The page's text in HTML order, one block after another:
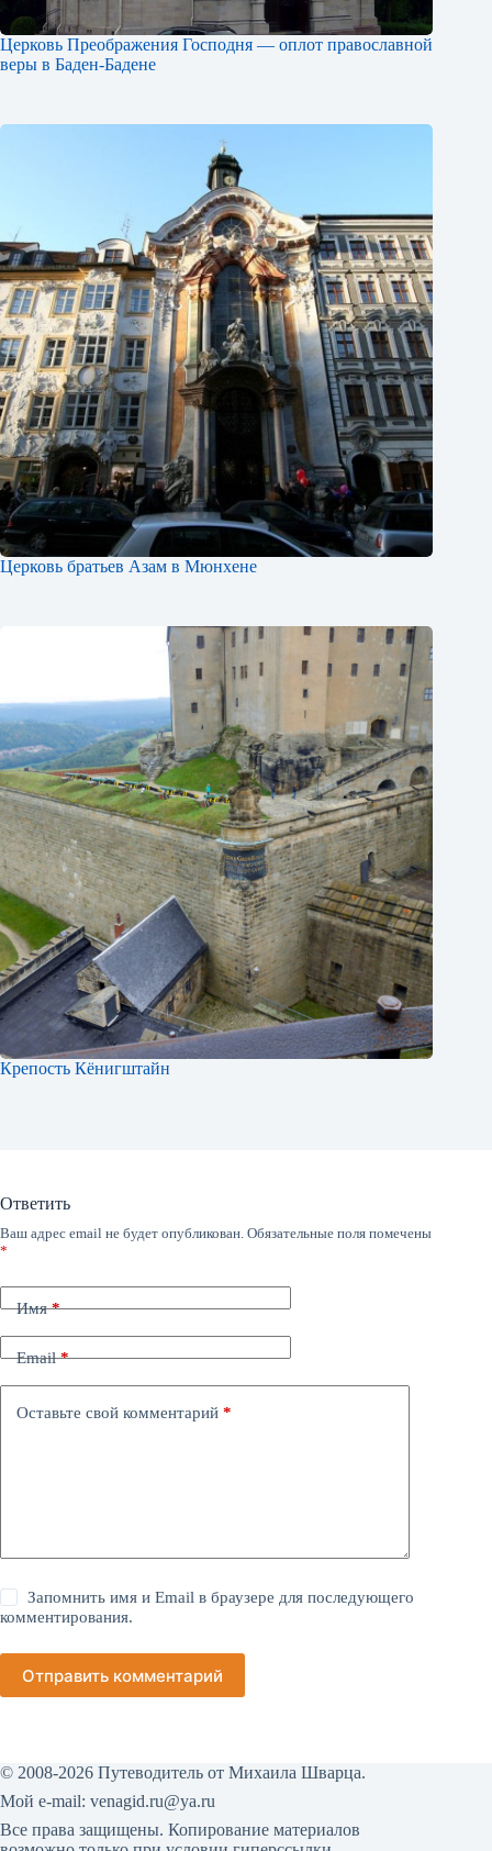
Церковь Преображения Господня — оплот православной
веры в Баден-Бадене
Церковь братьев Азам в Мюнхене
Крепость Кёнигштайн
Ответить
Ваш адрес email не будет опубликован. Обязательные поля помечены
*
Имя*
Email*
Оставьте свой комментарий *
Запомнить имя и Email в браузере для последующего
комментирования.
Отправить комментарий
© 2008-2026 Путеводитель от Михаила Шварца.
Мой е-mail: venagid.ru@ya.ru
Все права защищены. Копирование материалов